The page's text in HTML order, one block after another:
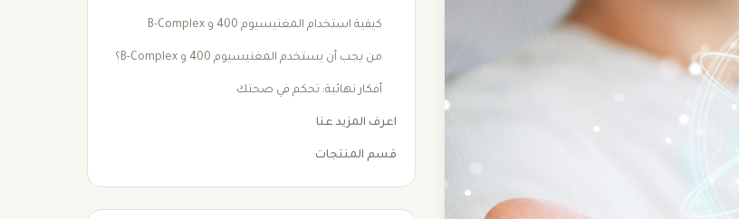
كيفية استخدام المغنيسيوم 400 و B-Complex
من يجب أن يستخدم المغنيسيوم 400 و B-Complex؟
أفكار نهائية: تحكم في صحتك
اعرف المزيد عنا
قسم المنتجات